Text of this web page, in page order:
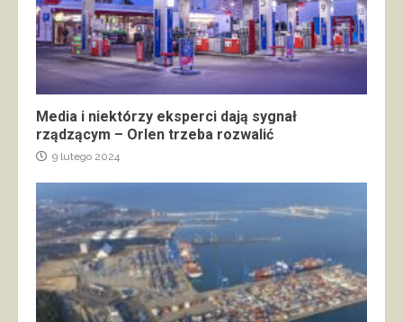
Media i niektórzy eksperci dają sygnał
rządzącym – Orlen trzeba rozwalić
9 lutego 2024